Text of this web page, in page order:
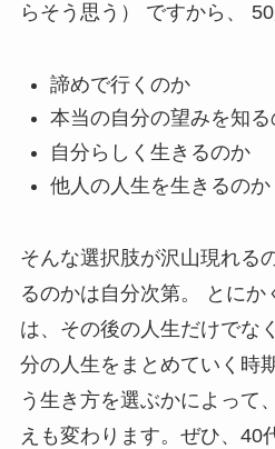
らそう思う） ですから、
諦めで行くのか
本当の自分の望みを知る
自分らしく生きるのか
他人の人生を生きるのか
そんな選択肢が沢山現れる
るのかは自分次第。 とに
は、その後の人生だけでな
分の人生をまとめていく時
う生き方を選ぶかによって
えも変わります。ぜひ、40